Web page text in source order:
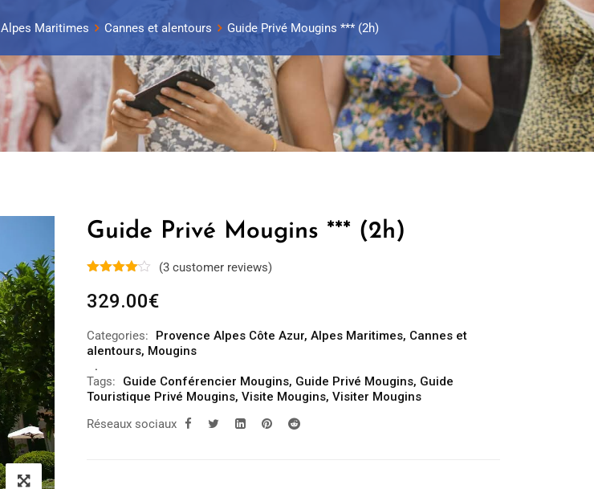
Alpes Maritimes Cannes et alentours Guide Privé Mougins *** (2h)
Guide Privé Mougins *** (2h)
(3 customer reviews)
329.00€
Categories: Provence Alpes Côte Azur, Alpes Maritimes, Cannes et
alentours, Mougins
Tags: Guide Conférencier Mougins, Guide Privé Mougins, Guide
Touristique Privé Mougins, Visite Mougins, Visiter Mougins
Réseaux sociaux